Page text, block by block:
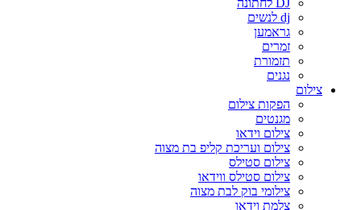
DJ לחתונה
dj לנשים
גראמען
זמרים
תזמורת
נגנים
צילום
הפקות צילום
מגנטים
צילום וידאו
צילום ועריכת קליפ בת מצוה
צילום סטילס
צילום סטילס ווידאו
צילומי בוק לבת מצוה
צלמת וידאו